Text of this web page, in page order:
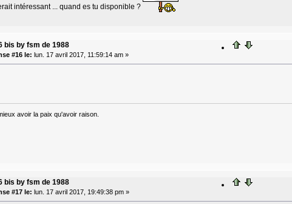
intéressant ... quand es tu disponible ?
bis by fsm de 1988
#16 le: lun. 17 avril 2017, 11:59:14 am »
avoir la paix qu'avoir raison.
bis by fsm de 1988
#17 le: lun. 17 avril 2017, 19:49:38 pm »